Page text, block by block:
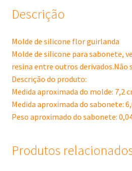
Descrição
Molde de silicone flor guirlanda
Molde de silicone para sabonete,
resina entre outros derivados.Não
Descrição do produto:
Medida aproximada do molde: 7,2
Medida aproximada do sabonete:
Peso aproximado do sabonete:
Produtos